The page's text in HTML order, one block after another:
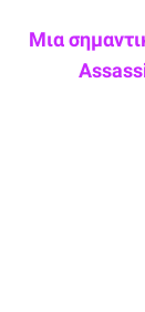
Μια